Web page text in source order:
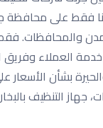
فقط على محافظة
والمحافظات.
للقلق والحيرة بشأن
التنظيف